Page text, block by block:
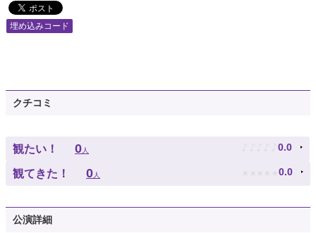
埋め込みコード
クチコミ
観たい！ 0人 ♪ ♪ ♪ ♪ ♪ 0.0
観てきた！ 0人 ★ ★ ★ ★ ★ 0.0
公演詳細